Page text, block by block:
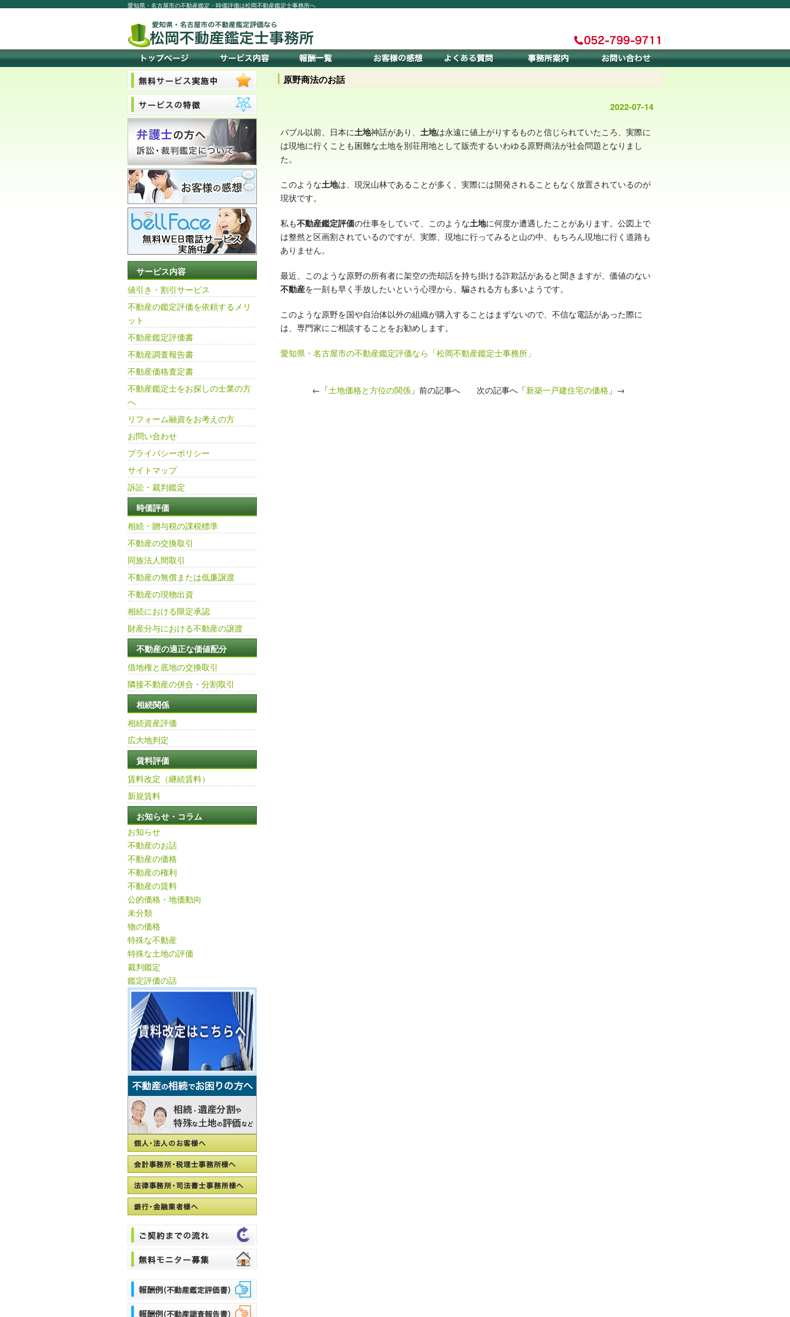
愛知県・名古屋市の不動産鑑定・時価評価は松岡不動産鑑定士事務所へ
原野商法のお話
2022-07-14
バブル以前、日本に土地神話があり、 土地は永遠に値上がりするものと信じられていたころ、実際に
は現地に行くことも困難な土地を別荘用地として販売するいわゆる原野商法が社会問題となりまし
た。
このような土地は、現況山林であることが多く、実際には開発されることもなく放置されているのが
現状です。
私も不動産鑑定評価の仕事をしていて、このような土地に何度か遭遇したことがあります。公図上で
は整然と区画割されているのですが、実際、現地に行ってみると山の中、もちろん現地に行く道路も
ありません。
最近、このような原野の所有者に架空の売却話を持ち掛ける詐欺話があると聞きますが、価値のない
不動産を一刻も早く手放したいという心理から、騙される方も多いようです。
このような原野を国や自治体以外の組織が購入することはまずないので、不信な電話があった際に
は、専門家にご相談することをお勧めします。
愛知県・名古屋市の不動産鑑定評価なら「松岡不動産鑑定士事務所」
←「土地価格と方位の関係 」前の記事へ 次の記事へ「新築一戸建住宅の価格 」→
サービス内容
値引き・割引サービス
不動産の鑑定評価を依頼するメリ
ット
不動産鑑定評価書
不動産調査報告書
不動産価格査定書
不動産鑑定士をお探しの士業の方
へ
リフォーム融資をお考えの方
お問い合わせ
プライバシーポリシー
サイトマップ
訴訟・裁判鑑定
時価評価
相続・贈与税の課税標準
不動産の交換取引
同族法人間取引
不動産の無償または低廉譲渡
不動産の現物出資
相続における限定承認
財産分与における不動産の譲渡
不動産の適正な価値配分
借地権と底地の交換取引
隣接不動産の併合・分割取引
相続関係
相続資産評価
広大地判定
賃料評価
賃料改定（継続賃料）
新規賃料
お知らせ・コラム
お知らせ
不動産のお話
不動産の価格
不動産の権利
不動産の賃料
公的価格・地価動向
未分類
物の価格
特殊な不動産
特殊な土地の評価
裁判鑑定
鑑定評価の話